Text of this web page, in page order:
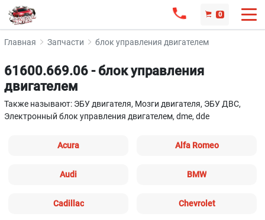
0
Главная Запчасти блок управления двигателем
61600.669.06 - блок управления
двигателем
Также называют: ЭБУ двигателя, Мозги двигателя, ЭБУ ДВС,
Электронный блок управления двигателем, dme, dde
Acura Alfa Romeo
Audi BMW
Cadillac Chevrolet